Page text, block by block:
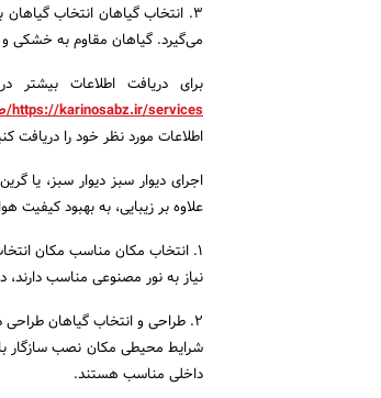
3. انتخاب گیاهان انتخاب
می‌گیرد. گیاهان مقاوم به خشکی و
برای دریافت اطلاعات
https://karinosabz.ir/services/
اطلاعات مورد نظر خود را دریافت
اجرای دیوار سبز دیوار سبز، یا
علاوه بر زیبایی، به بهبود
1. انتخاب مکان مناسب مکان
نیاز به نور مصنوعی مناسب دارند،
2. طراحی و انتخاب گیاهان
شرایط محیطی مکان نصب سازگار
داخلی مناسب هستند.